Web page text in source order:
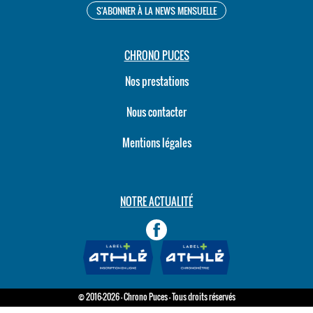
CHRONO PUCES
Nos prestations
Nous contacter
Mentions légales
NOTRE ACTUALITÉ
© 2016-2026 - Chrono Puces - Tous droits réservés